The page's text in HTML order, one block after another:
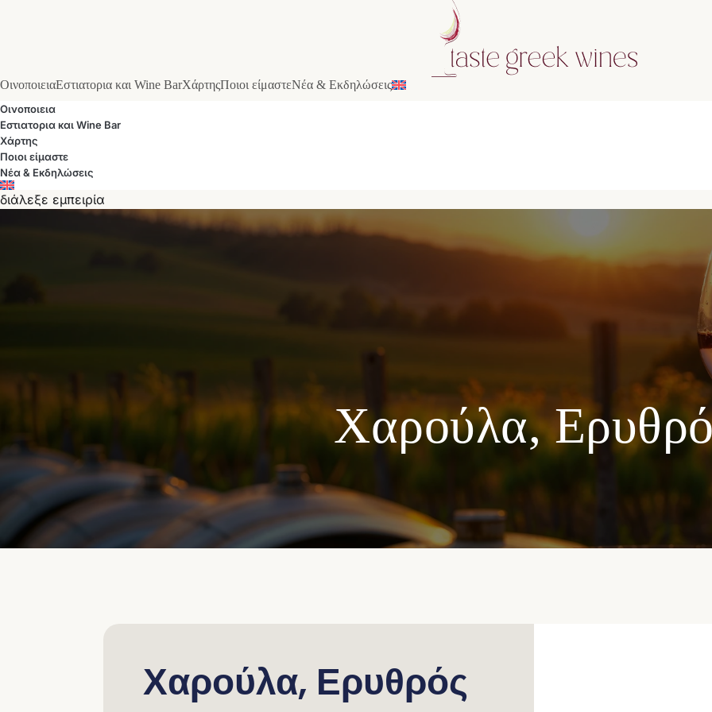
ΟινοποιειαΕστιατορια και Wine BarΧάρτηςΠοιοι είμαστεΝέα & Εκδηλώσεις
Οινοποιεια
Εστιατορια και Wine Bar
Χάρτης
Ποιοι είμαστε
Νέα & Εκδηλώσεις
διάλεξε εμπειρία
Χαρούλα,
Χαρούλα, Ερυθρός